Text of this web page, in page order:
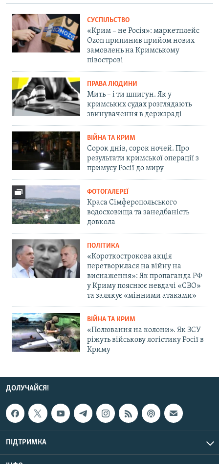
СУСПІЛЬСТВО
«Крим – не Росія»: маркетплейс
Ozon припинив прийом нових
замовлень на Кримському
півострові
ПРАВА ЛЮДИНИ
Мить – і ти шпигун. Як у
кримських судах розглядають
звинувачення в держзраді
ВІЙНА ТА КРИМ
Сорок днів, сорок ночей. Про
результати кримської операції з
примусу Росії до миру
ФОТОГАЛЕРЕЇ
Краса Сімферопольського
водосховища та занедбаність
довкола
ПОЛІТИКА
«Короткострокова акція
перетворилася на війну на
виснаження»: Як пропаганда РФ
у Криму пояснює невдачі «СВО»
та залякує «мінними атаками»
ВІЙНА ТА КРИМ
«Полювання на колони». Як ЗСУ
ріжуть військову логістику Росії в
Криму
ДОЛУЧАЙСЯ!
ПІДТРИМКА